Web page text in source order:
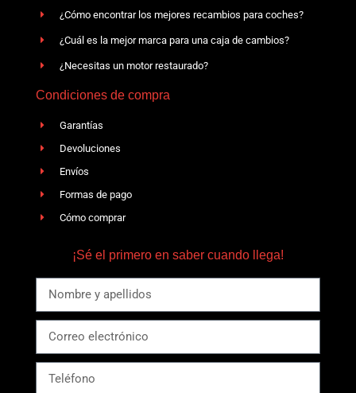
¿Cómo encontrar los mejores recambios para coches?
¿Cuál es la mejor marca para una caja de cambios?
¿Necesitas un motor restaurado?
Condiciones de compra
Garantías
Devoluciones
Envíos
Formas de pago
Cómo comprar
¡Sé el primero en saber cuando llega!